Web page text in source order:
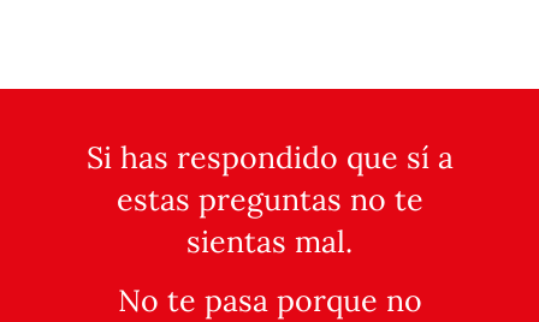
Si has respondido que sí a
estas preguntas no te
sientas mal.
No te pasa porque no